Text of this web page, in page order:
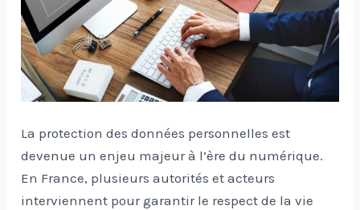
La protection des données personnelles est
devenue un enjeu majeur à l’ère du numérique.
En France, plusieurs autorités et acteurs
interviennent pour garantir le respect de la vie